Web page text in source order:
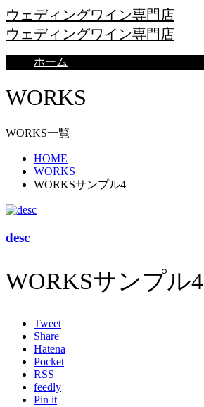
ウェディングワイン専門店
ウェディングワイン専門店
ホーム
WORKS
WORKS一覧
HOME
WORKS
WORKSサンプル4
desc
WORKSサンプル4
Tweet
Share
Hatena
Pocket
RSS
feedly
Pin it